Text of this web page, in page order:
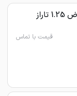
ورق گالوانیزه 2.5 عرض 1.25 تاراز
قیمت با تماس